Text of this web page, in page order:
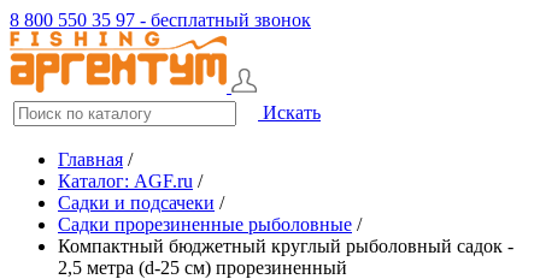
8 800 550 35 97 - бесплатный звонок
Искать
Главная /
Каталог: AGF.ru /
Садки и подсачеки /
Садки прорезиненные рыболовные /
Компактный бюджетный круглый рыболовный садок -
2,5 метра (d-25 см) прорезиненный